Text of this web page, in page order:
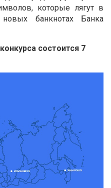
которые лягут в
банкнотах Банка
состоится 7